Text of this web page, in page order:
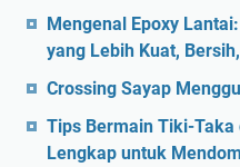
Mengenal Epoxy
yang Lebih Kuat,
Crossing Sayap
Tips Bermain Tiki-Taka
Lengkap untuk